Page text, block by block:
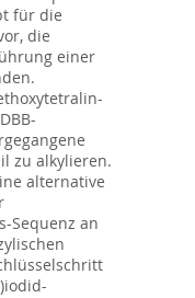
für die
die
einer
zu alkylieren.
alternative
Sequenz an